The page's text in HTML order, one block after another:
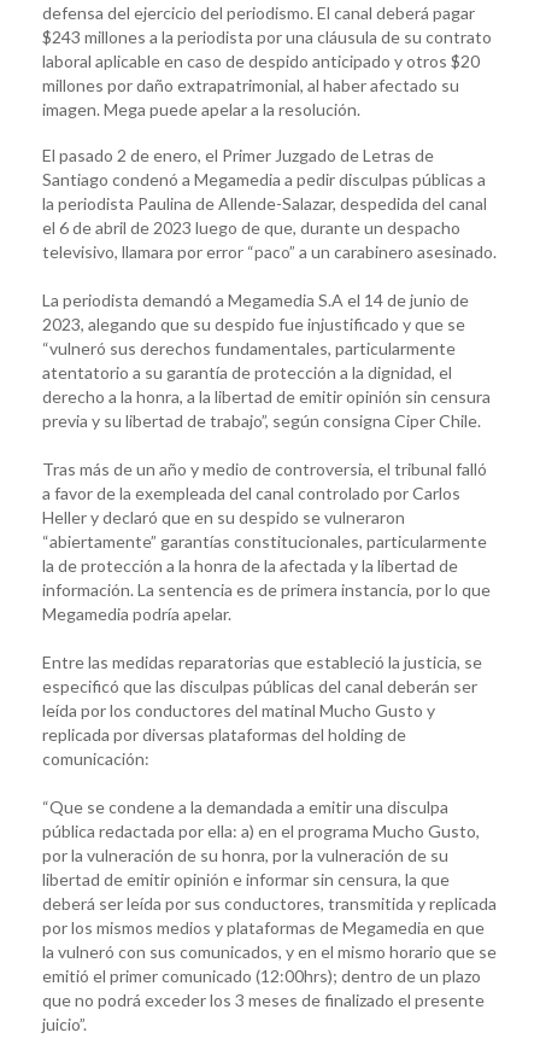
defensa del ejercicio del periodismo. El canal deberá pagar
$243 millones a la periodista por una cláusula de su contrato
laboral aplicable en caso de despido anticipado y otros $20
millones por daño extrapatrimonial, al haber afectado su
imagen. Mega puede apelar a la resolución.
El pasado 2 de enero, el Primer Juzgado de Letras de
Santiago condenó a Megamedia a pedir disculpas públicas a
la periodista Paulina de Allende-Salazar, despedida del canal
el 6 de abril de 2023 luego de que, durante un despacho
televisivo, llamara por error “paco” a un carabinero asesinado.
La periodista demandó a Megamedia S.A el 14 de junio de
2023, alegando que su despido fue injustificado y que se
“vulneró sus derechos fundamentales, particularmente
atentatorio a su garantía de protección a la dignidad, el
derecho a la honra, a la libertad de emitir opinión sin censura
previa y su libertad de trabajo”, según consigna Ciper Chile.
Tras más de un año y medio de controversia, el tribunal falló
a favor de la exempleada del canal controlado por Carlos
Heller y declaró que en su despido se vulneraron
“abiertamente” garantías constitucionales, particularmente
la de protección a la honra de la afectada y la libertad de
información. La sentencia es de primera instancia, por lo que
Megamedia podría apelar.
Entre las medidas reparatorias que estableció la justicia, se
especificó que las disculpas públicas del canal deberán ser
leída por los conductores del matinal Mucho Gusto y
replicada por diversas plataformas del holding de
comunicación:
“Que se condene a la demandada a emitir una disculpa
pública redactada por ella: a) en el programa Mucho Gusto,
por la vulneración de su honra, por la vulneración de su
libertad de emitir opinión e informar sin censura, la que
deberá ser leída por sus conductores, transmitida y replicada
por los mismos medios y plataformas de Megamedia en que
la vulneró con sus comunicados, y en el mismo horario que se
emitió el primer comunicado (12:00hrs); dentro de un plazo
que no podrá exceder los 3 meses de finalizado el presente
juicio”.